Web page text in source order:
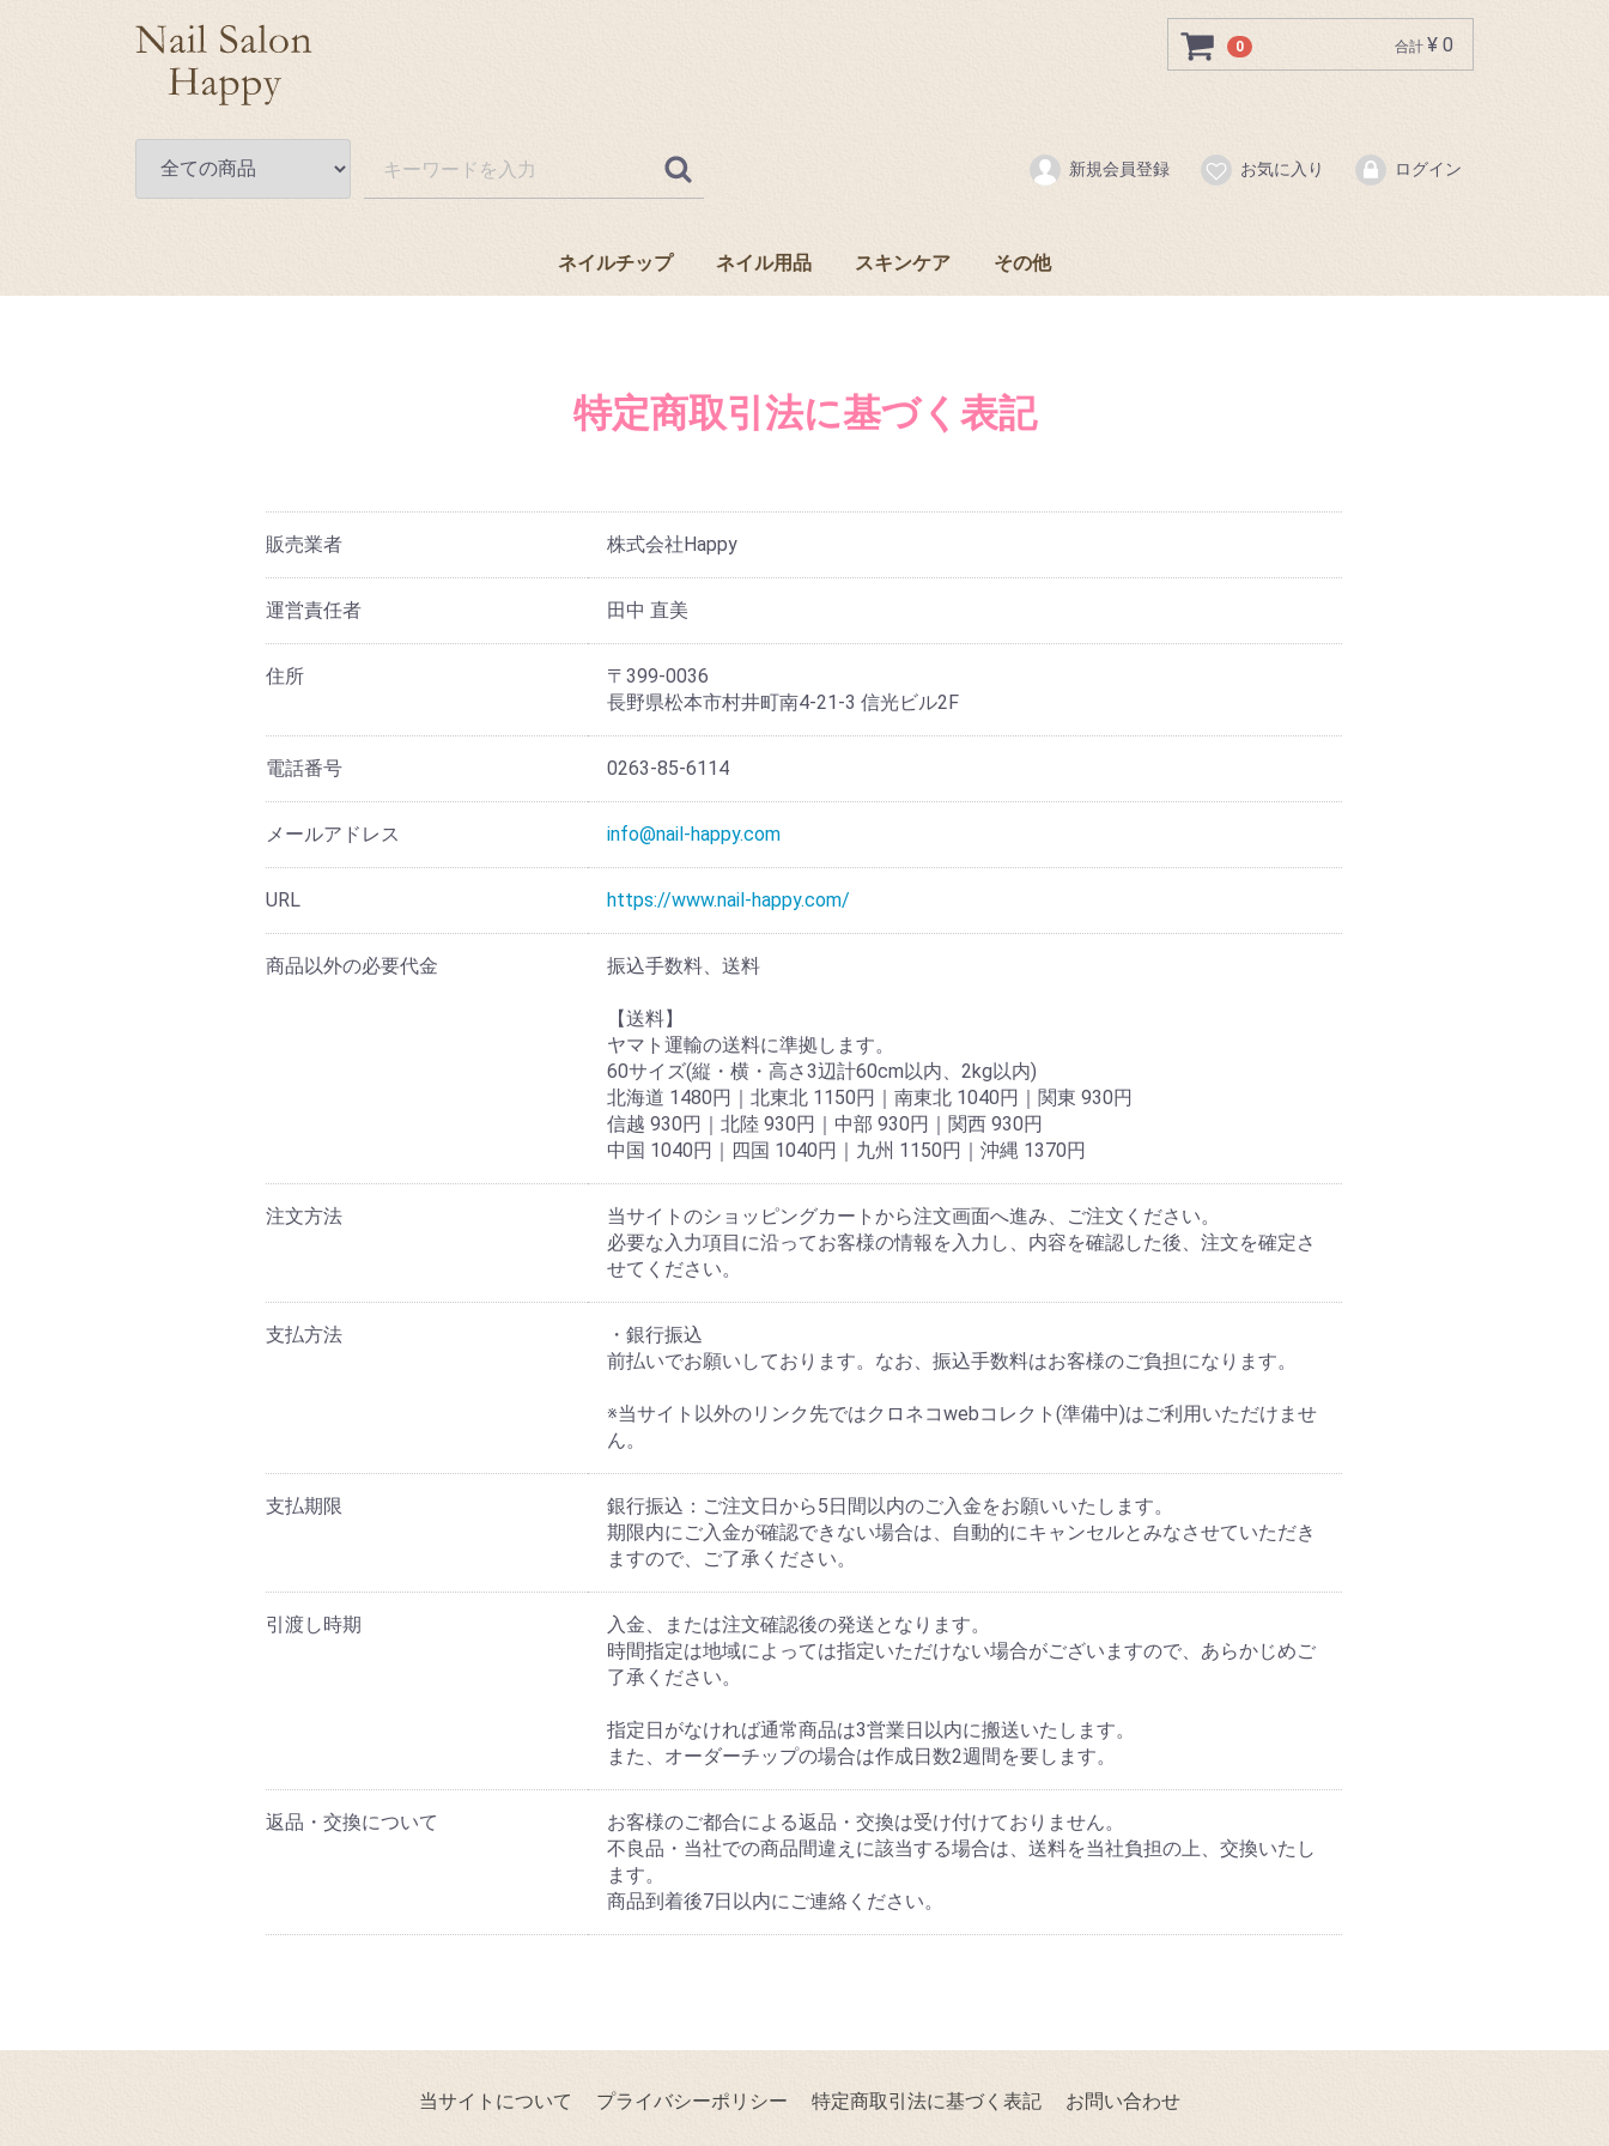
0 合計 ¥ 0
新規会員登録 お気に入り ログイン
ネイルチップ ネイル用品 スキンケア その他
特定商取引法に基づく表記
販売業者 株式会社Happy
運営責任者 田中 直美
住所
〒399-0036
長野県松本市村井町南4-21-3 信光ビル2F
電話番号 0263-85-6114
メールアドレス info@nail-happy.com
URL https://www.nail-happy.com/
商品以外の必要代金 振込手数料、送料
【送料】
ヤマト運輸の送料に準拠します。
60サイズ(縦・横・高さ3辺計60cm以内、2kg以内)
北海道 1480円｜北東北 1150円｜南東北 1040円｜関東 930円
信越 930円｜北陸 930円｜中部 930円｜関西 930円
中国 1040円｜四国 1040円｜九州 1150円｜沖縄 1370円
注文方法
当サイトのショッピングカートから注文画面へ進み、ご注文ください。
必要な入力項目に沿ってお客様の情報を入力し、内容を確認した後、注文を確定さ
せてください。
支払方法
・銀行振込
前払いでお願いしております。なお、振込手数料はお客様のご負担になります。
※当サイト以外のリンク先ではクロネコwebコレクト(準備中)はご利用いただけませ
ん。
支払期限
銀行振込：ご注文日から5日間以内のご入金をお願いいたします。
期限内にご入金が確認できない場合は、自動的にキャンセルとみなさせていただき
ますので、ご了承ください。
引渡し時期
入金、または注文確認後の発送となります。
時間指定は地域によっては指定いただけない場合がございますので、あらかじめご
了承ください。
指定日がなければ通常商品は3営業日以内に搬送いたします。
また、オーダーチップの場合は作成日数2週間を要します。
返品・交換について
お客様のご都合による返品・交換は受け付けておりません。
不良品・当社での商品間違えに該当する場合は、送料を当社負担の上、交換いたし
ます。
商品到着後7日以内にご連絡ください。
当サイトについて プライバシーポリシー 特定商取引法に基づく表記 お問い合わせ